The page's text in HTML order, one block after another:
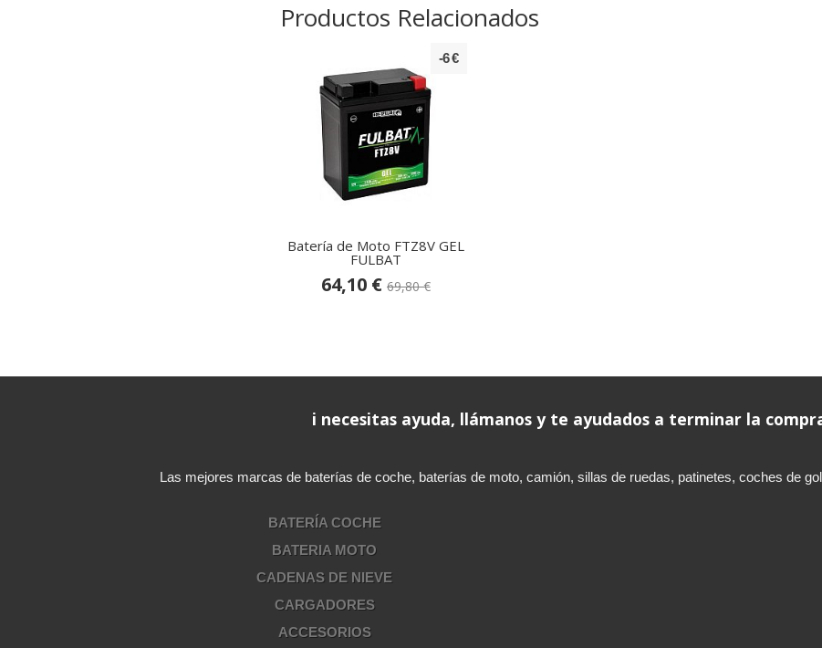
Productos Relacionados
-6 €
Batería de Moto FTZ8V GEL
FULBAT
64,10 € 69,80 €
i necesitas ayuda, llámanos y te ayudados a terminar la
Las mejores marcas de baterías de coche, baterías de moto, camión, sillas de ruedas, patinetes, coches de
BATERÍA COCHE
BATERIA MOTO
CADENAS DE NIEVE
CARGADORES
ACCESORIOS